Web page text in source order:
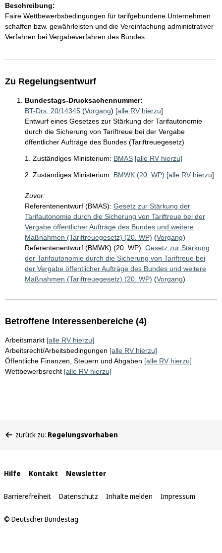
Beschreibung:
Faire Wettbewerbsbedingungen für tarifgebundene Unternehmen
schaffen bzw. gewährleisten und die Vereinfachung administrativer
Verfahren bei Vergabeverfahren des Bundes.
Zu Regelungsentwurf
Bundestags-Drucksachennummer:
BT-Drs. 20/14345 (Vorgang) [alle RV hierzu]
Entwurf eines Gesetzes zur Stärkung der Tarifautonomie
durch die Sicherung von Tariftreue bei der Vergabe
öffentlicher Aufträge des Bundes (Tariftreuegesetz)
1. Zuständiges Ministerium: BMAS [alle RV hierzu]
2. Zuständiges Ministerium: BMWK (20. WP) [alle RV hierzu]
Zuvor:
Referentenentwurf (BMAS): Gesetz zur Stärkung der
Tarifautonomie durch die Sicherung von Tariftreue bei der
Vergabe öffentlicher Aufträge des Bundes und weitere
Maßnahmen (Tariftreuegesetz) (20. WP) (Vorgang)
Referentenentwurf (BMWK) (20. WP): Gesetz zur Stärkung
der Tarifautonomie durch die Sicherung von Tariftreue bei
der Vergabe öffentlicher Aufträge des Bundes und weitere
Maßnahmen (Tariftreuegesetz) (20. WP) (Vorgang)
Betroffene Interessenbereiche (4)
Arbeitsmarkt [alle RV hierzu]
Arbeitsrecht/Arbeitsbedingungen [alle RV hierzu]
Öffentliche Finanzen, Steuern und Abgaben [alle RV hierzu]
Wettbewerbsrecht [alle RV hierzu]
befinden
zurück zu: Regelungsvorhaben
Interne
Links
Hilfe Kontakt Newsletter
Barrierefreiheit Datenschutz Inhalte melden Impressum
© Deutscher Bundestag